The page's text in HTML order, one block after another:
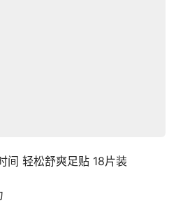
轻松舒爽足贴 18片装